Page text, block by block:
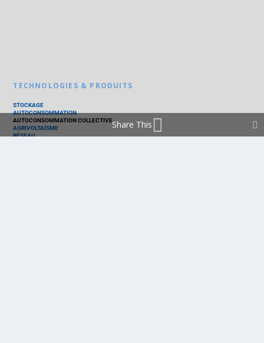
TECHNOLOGIES & PRODUITS
STOCKAGE
AUTOCONSOMMATION
AUTOCONSOMMATION COLLECTIVE
AGRIVOLTAÏSME
RÉSEAU
Share This